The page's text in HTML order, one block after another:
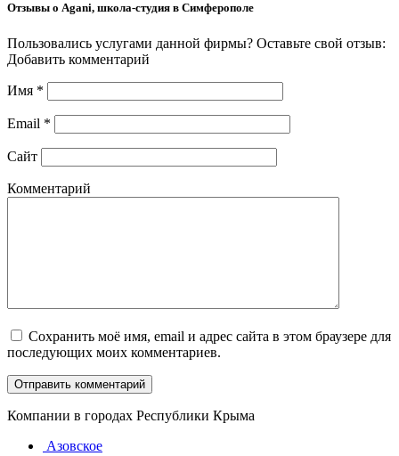
Отзывы о Agani, школа-студия в Симферополе
Пользовались услугами данной фирмы? Оставьте свой отзыв:
Добавить комментарий
Имя *
Email *
Сайт
Комментарий
Сохранить моё имя, email и адрес сайта в этом браузере для
последующих моих комментариев.
Компании в городах Республики Крыма
Азовское